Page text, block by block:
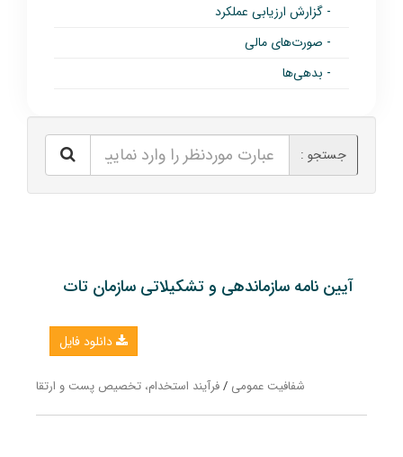
- گزارش ارزیابی عملکرد
- صورت‌های مالی
- بدهی‌ها
جستجو :
آیین نامه سازماندهی و تشکیلاتی سازمان تات
دانلود فایل
شفافیت عمومی /فرآیند استخدام، تخصیص پست و ارتقا